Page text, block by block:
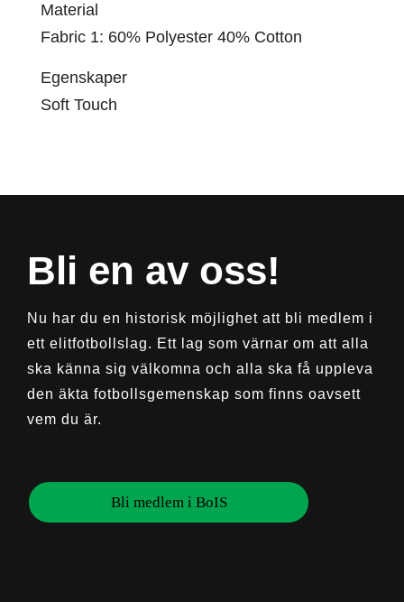
Material
Fabric 1: 60% Polyester 40% Cotton
Egenskaper
Soft Touch
Bli en av oss!
Nu har du en historisk möjlighet att bli medlem i
ett elitfotbollslag. Ett lag som värnar om att alla
ska känna sig välkomna och alla ska få uppleva
den äkta fotbollsgemenskap som finns oavsett
vem du är.
Bli medlem i BoIS